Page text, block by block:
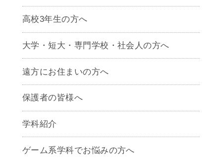
高校3年生の方へ
大学・短大・専門学校・社会人の方へ
遠方にお住まいの方へ
保護者の皆様へ
学科紹介
ゲームクリエイター学科
CG学科
ゲーム系学科でお悩みの方へ